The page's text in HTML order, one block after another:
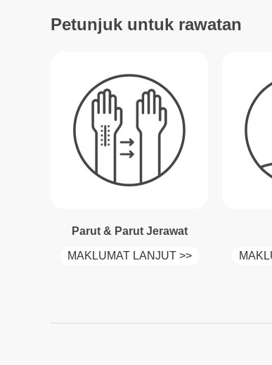
Petunjuk untuk rawatan
Parut & Parut Jerawat
MAKLUMAT LANJUT >>